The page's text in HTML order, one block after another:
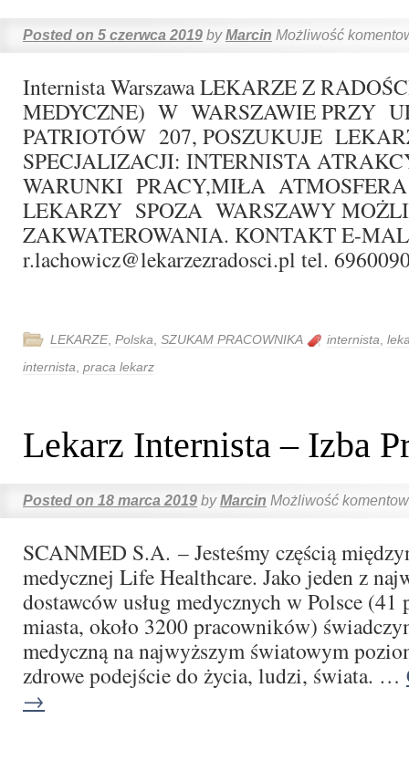
Posted on 5 czerwca 2019 by Marcin Możliwość
Internista Warszawa LEKARZE Z
MEDYCZNE) W WARSZAWIE PRZY
PATRIOTÓW 207, POSZUKUJE
SPECJALIZACJI: INTERNISTA
WARUNKI PRACY,MIŁA
LEKARZY SPOZA WARSZAWY
ZAKWATEROWANIA. KONTAKT E-
r.lachowicz@lekarzezradosci.pl tel.
LEKARZE, Polska SZUKAM PRACOWNIKA internista
internista praca lekarz
Lekarz Internista – Izba
Posted on 18 marca 2019 by Marcin Możliwość
SCANMED S.A. – Jesteśmy częścią
medycznej Life Healthcare. Jako jeden z
dostawców usług medycznych w Polsce (41
miasta, około 3200 pracowników)
medyczną na najwyższym światowym
zdrowe podejście do życia, ludzi, świata. …
→